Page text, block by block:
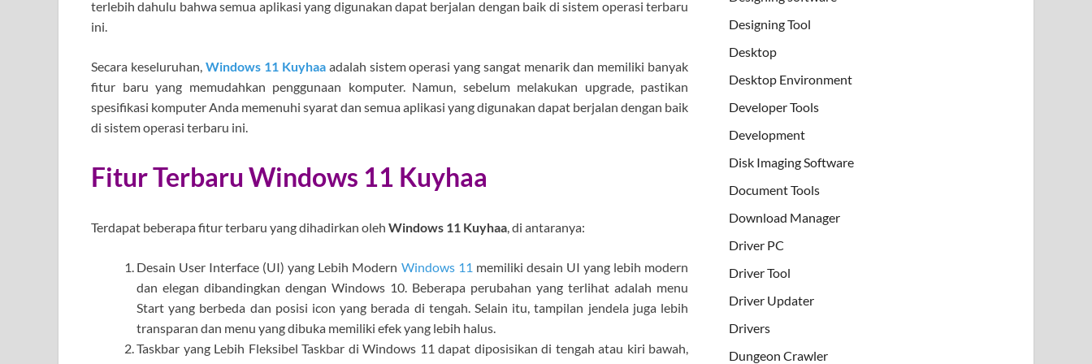
terlebih dahulu bahwa semua aplikasi yang digunakan dapat berjalan dengan baik di sistem operasi terbaru
ini.
Secara keseluruhan, Windows 11 Kuyhaaadalah sistem operasi yang sangat menarik dan memiliki banyak
fitur baru yang memudahkan penggunaan komputer. Namun, sebelum melakukan upgrade, pastikan
spesifikasi komputer Anda memenuhi syarat dan semua aplikasi yang digunakan dapat berjalan dengan baik
di sistem operasi terbaru ini.
Fitur Terbaru Windows 11 Kuyhaa
Terdapat beberapa fitur terbaru yang dihadirkan oleh Windows 11 Kuyhaa, di antaranya:
Desain User Interface (UI) yang Lebih Modern Windows 11 memiliki desain UI yang lebih modern
dan elegan dibandingkan dengan Windows 10. Beberapa perubahan yang terlihat adalah menu
Start yang berbeda dan posisi icon yang berada di tengah. Selain itu, tampilan jendela juga lebih
transparan dan menu yang dibuka memiliki efek yang lebih halus.
Taskbar yang Lebih Fleksibel Taskbar di Windows 11 dapat diposisikan di tengah atau kiri bawah,
Designing Tool
Desktop
Desktop Environment
Developer Tools
Development
Disk Imaging Software
Document Tools
Download Manager
Driver PC
Driver Tool
Driver Updater
Drivers
Dungeon Crawler